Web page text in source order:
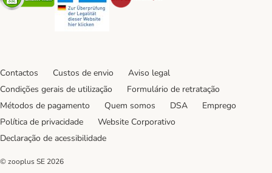
Contactos Custos de envio
Aviso legal
Condições gerais de utilização
Formulário de retratação
Métodos de pagamento
Quem somos DSA
Emprego
Política de privacidade
Website Corporativo
Declaração de acessibilidade
© zooplus SE 2026